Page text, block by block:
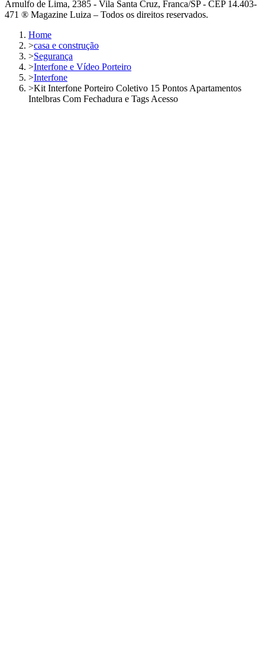
Arnulfo de Lima, 2385 - Vila Santa Cruz, Franca/SP - CEP 14.403-
471 ® Magazine Luiza – Todos os direitos reservados.
Home
>casa e construção
>Segurança
>Interfone e Vídeo Porteiro
>Interfone
>Kit Interfone Porteiro Coletivo 15 Pontos Apartamentos
Intelbras Com Fechadura e Tags Acesso